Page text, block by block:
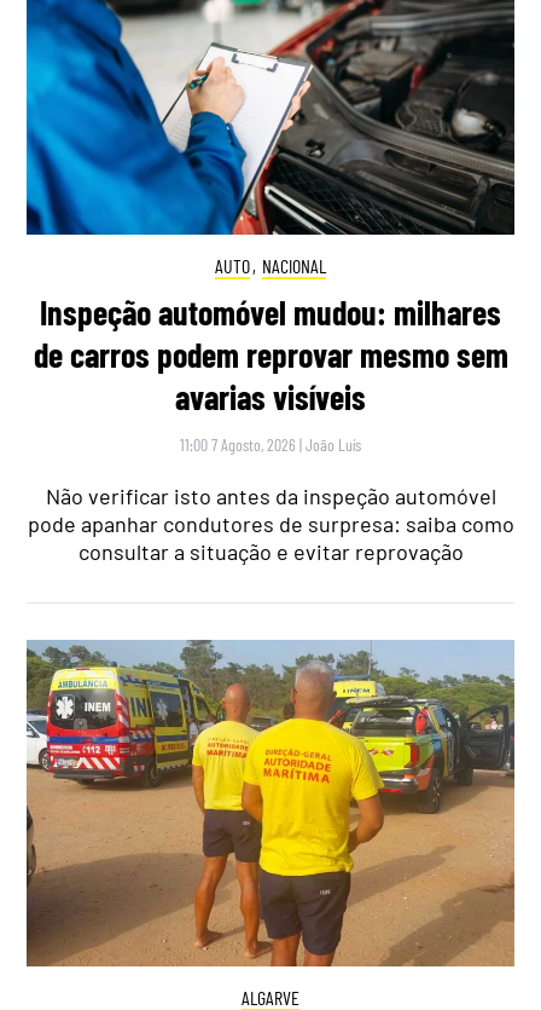
AUTO, NACIONAL
Inspeção automóvel mudou: milhares
de carros podem reprovar mesmo sem
avarias visíveis
11:00 7 Agosto, 2026 |João Luís
Não verificar isto antes da inspeção automóvel
pode apanhar condutores de surpresa: saiba como
consultar a situação e evitar reprovação
ALGARVE